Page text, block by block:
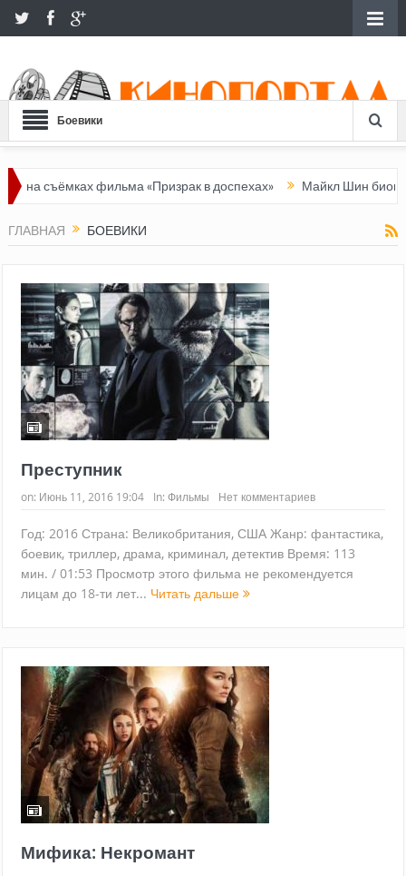
Боевики
фильма «Призрак в доспехах» Майкл Шин биография,
ГЛАВНАЯ БОЕВИКИ
Преступник
on: Июнь 11, 2016 19:04 In: Фильмы Нет комментариев
Год: 2016 Страна: Великобритания, США Жанр: фантастика,
боевик, триллер, драма, криминал, детектив Время: 113
мин. / 01:53 Просмотр этого фильма не рекомендуется
лицам до 18-ти лет... Читать дальше
Мифика: Некромант